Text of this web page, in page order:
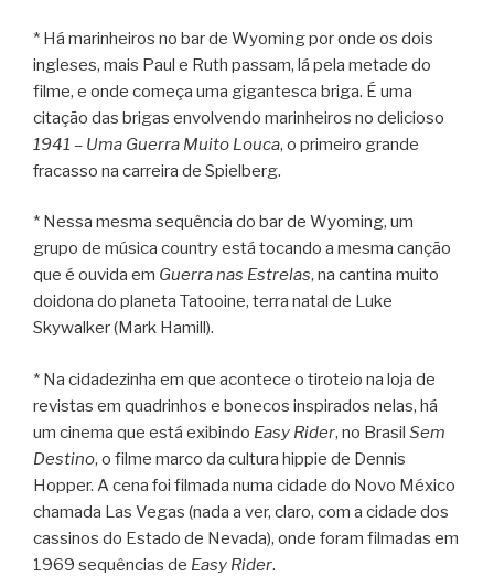
* Há marinheiros no bar de Wyoming por onde os dois
ingleses, mais Paul e Ruth passam, lá pela metade do
filme, e onde começa uma gigantesca briga. É uma
citação das brigas envolvendo marinheiros no delicioso
1941 – Uma Guerra Muito Louca, o primeiro grande
fracasso na carreira de Spielberg.
* Nessa mesma sequência do bar de Wyoming, um
grupo de música country está tocando a mesma canção
que é ouvida em Guerra nas Estrelas, na cantina muito
doidona do planeta Tatooine, terra natal de Luke
Skywalker (Mark Hamill).
* Na cidadezinha em que acontece o tiroteio na loja de
revistas em quadrinhos e bonecos inspirados nelas, há
um cinema que está exibindo Easy Rider, no Brasil Sem
Destino, o filme marco da cultura hippie de Dennis
Hopper. A cena foi filmada numa cidade do Novo México
chamada Las Vegas (nada a ver, claro, com a cidade dos
cassinos do Estado de Nevada), onde foram filmadas em
1969 sequências de Easy Rider.